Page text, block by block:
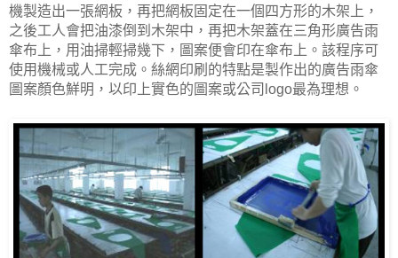
機製造出一張網板，再把網板固定在一個四方形的木架上，
之後工人會把油漆倒到木架中，再把木架蓋在三角形廣告雨
傘布上，用油掃輕掃幾下，圖案便會印在傘布上。該程序可
使用機械或人工完成。絲網印刷的特點是製作出的廣告雨傘
圖案顏色鮮明，以印上實色的圖案或公司logo最為理想。